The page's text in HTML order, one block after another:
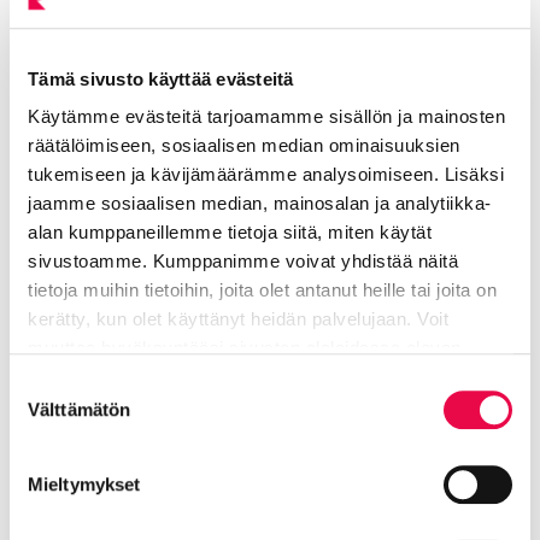
Tämä sivusto käyttää evästeitä
Käytämme evästeitä tarjoamamme sisällön ja mainosten
räätälöimiseen, sosiaalisen median ominaisuuksien
tukemiseen ja kävijämäärämme analysoimiseen. Lisäksi
jaamme sosiaalisen median, mainosalan ja analytiikka-
alan kumppaneillemme tietoja siitä, miten käytät
sivustoamme. Kumppanimme voivat yhdistää näitä
tietoja muihin tietoihin, joita olet antanut heille tai joita on
kerätty, kun olet käyttänyt heidän palvelujaan. Voit
valinta
Välttämätön
Mieltymykset
perinteisestä tienomistajasta siten, että kaupunki voi
toimielimissä ja viranhaltijoiden muodoltaan
säännellyin menettelyin. Yksityisen tien osakaan
roolin osalta tämä tarkoittaa sitä, että käytännössä
kaupunki voi osallistua maanomistajana tiekunnan
toimintaan tiekunnan kautta. Kaupungin tavoitteena
on toimiva ja yksityistielain mukainen hallinto kaikilla
niillä yksityisillä teillä, joiden osakkaana kaupunki on.
Mahdollisen tieosakkaana toimimisen lisäksi
Tämän sivun lyhytosoite on riihimaki.fi/yksityistiet.